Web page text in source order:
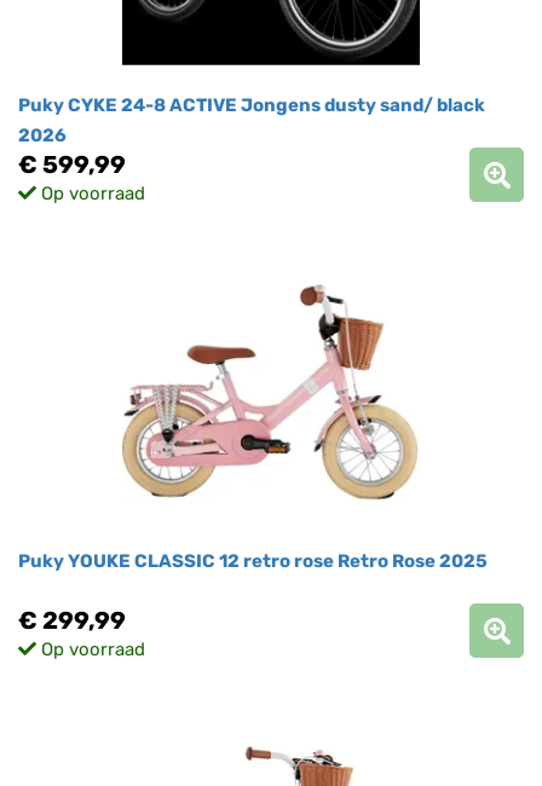
Puky CYKE 24-8 ACTIVE Jongens dusty sand/ black
2026
€ 599,99
Op voorraad
Puky YOUKE CLASSIC 12 retro rose Retro Rose 2025
€ 299,99
Op voorraad